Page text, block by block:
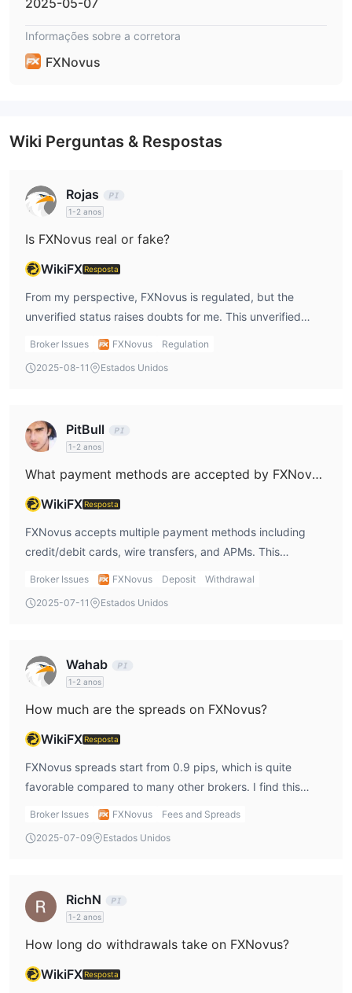
maduras e sistemas inteligentes de EA.
Depósito e Retirada
úteis.
2025-05-07
Informações sobre a corretora
FXNovus
Wiki Perguntas & Respostas
Rojas
1-2 anos
Is FXNovus real or fake?
WikiFXResposta
From my perspective, FXNovus is regulated, but the
unverified status raises doubts for me. This unverified
regulatory status makes me hesitant to fully trust the
willing to risk my funds with an unverified entity.
Broker Issues FXNovus
Regulation
2025-08-11
Estados Unidos
PitBull
1-2 anos
What payment methods are accepted by FXNovus?
WikiFXResposta
FXNovus accepts multiple payment methods including
credit/debit cards, wire transfers, and APMs. This
flexibility is convenient, but I’d still want to confirm with
withdrawal processing time. It’s essential to check for
Broker Issues FXNovus Deposit
Withdrawal
2025-07-11
Estados Unidos
Wahab
1-2 anos
How much are the spreads on FXNovus?
WikiFXResposta
FXNovus spreads start from 0.9 pips, which is quite
favorable compared to many other brokers. I find this
competitive, especially for traders like me who want to
potential profitability for my trades, so it’s a positive
Broker Issues FXNovus
Fees and Spreads
2025-07-09
Estados Unidos
RichN
1-2 anos
How long do withdrawals take on FXNovus?
WikiFXResposta